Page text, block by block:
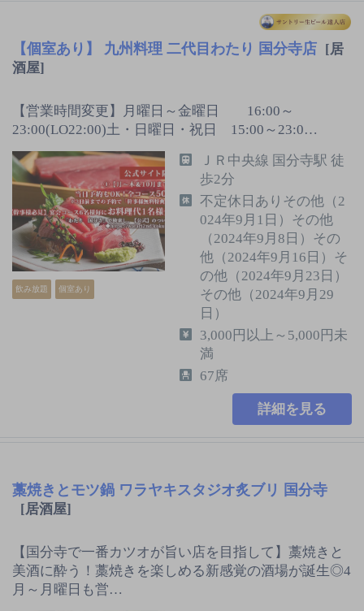
【個室あり】 九州料理 二代目わたり 国分寺店 [居
酒屋]
【営業時間変更】月曜日～金曜日 16:00～
23:00(LO22:00)土・日曜日・祝日 15:00～23:0…
飲み放題 個室あり
ＪＲ中央線 国分寺駅 徒
歩2分
不定休日ありその他（2
024年9月1日）その他
（2024年9月8日）その
他（2024年9月16日）そ
の他（2024年9月23日）
その他（2024年9月29
日）
3,000円以上～5,000円未
満
67席
詳細を見る
藁焼きとモツ鍋 ワラヤキスタジオ炙ブリ 国分寺
[居酒屋]
【国分寺で一番カツオが旨い店を目指して】藁焼きと
美酒に酔う！藁焼きを楽しめる新感覚の酒場が誕生◎4
月～月曜日も営…